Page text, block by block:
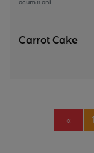
acum 8 ani
Carrot Cake
« 1